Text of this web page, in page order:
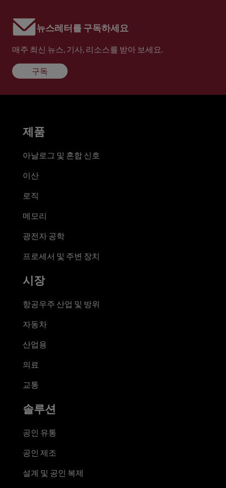
뉴스레터를 구독하세요
매주 최신 뉴스, 기사, 리소스를 받아 보세요.
구독
제품
아날로그 및 혼합 신호
이산
로직
메모리
광전자 공학
프로세서 및 주변 장치
시장
항공우주 산업 및 방위
자동차
산업용
의료
교통
솔루션
공인 유통
공인 제조
설계 및 공인 복제